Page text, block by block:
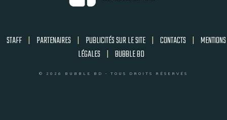
STAFF | PARTENAIRES | PUBLICITÉS SUR LE SITE | CONTACTS | MENTIONS
LÉGALES | BUBBLE BD
© 2026 BUBBLE BD - TOUS DROITS RÉSERVÉS